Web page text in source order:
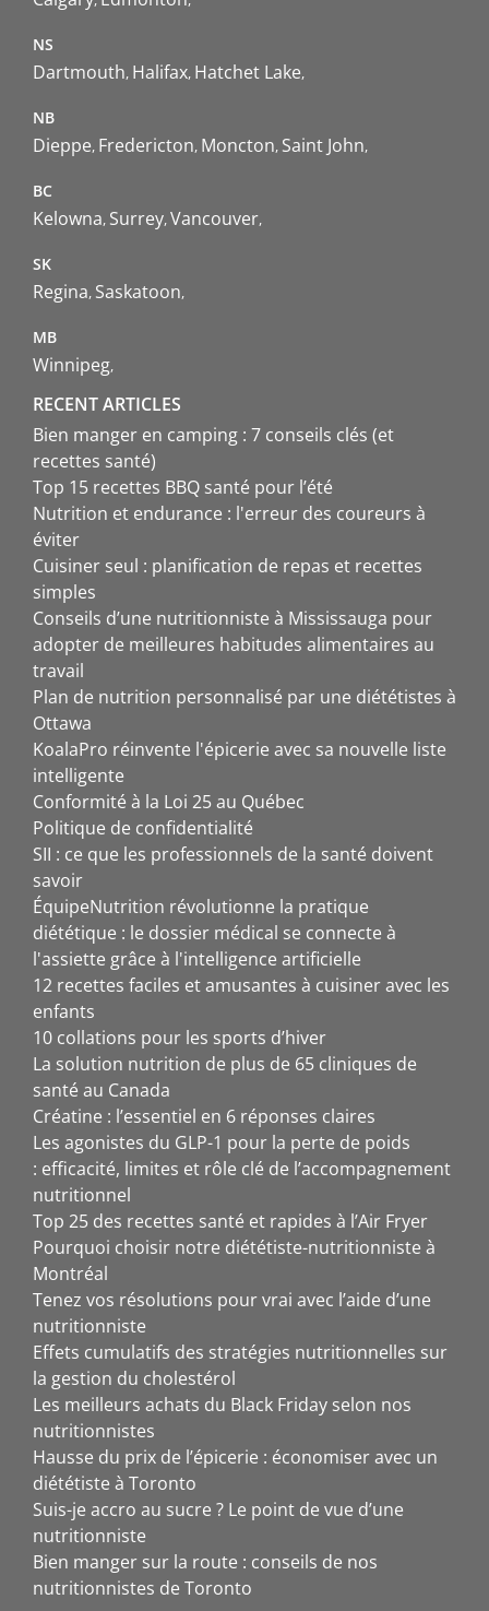
NS
Dartmouth Halifax Hatchet Lake
NB
Dieppe Fredericton Moncton Saint John
BC
Kelowna Surrey Vancouver
SK
Regina Saskatoon
MB
Winnipeg
RECENT ARTICLES
Bien manger en camping : 7 conseils clés (et
recettes santé)
Top 15 recettes BBQ santé pour l’été
Nutrition et endurance : l'erreur des coureurs à
éviter
Cuisiner seul : planification de repas et recettes
simples
Conseils d’une nutritionniste à Mississauga pour
adopter de meilleures habitudes alimentaires au
travail
Plan de nutrition personnalisé par une diététistes à
Ottawa
KoalaPro réinvente l'épicerie avec sa nouvelle liste
intelligente
Conformité à la Loi 25 au Québec
Politique de confidentialité
SII : ce que les professionnels de la santé doivent
savoir
ÉquipeNutrition révolutionne la pratique
diététique : le dossier médical se connecte à
l'assiette grâce à l'intelligence artificielle
12 recettes faciles et amusantes à cuisiner avec les
enfants
10 collations pour les sports d’hiver
La solution nutrition de plus de 65 cliniques de
santé au Canada
Créatine : l’essentiel en 6 réponses claires
Les agonistes du GLP-1 pour la perte de poids
: efficacité, limites et rôle clé de l’accompagnement
nutritionnel
Top 25 des recettes santé et rapides à l’Air Fryer
Pourquoi choisir notre diététiste-nutritionniste à
Montréal
Tenez vos résolutions pour vrai avec l’aide d’une
nutritionniste
Effets cumulatifs des stratégies nutritionnelles sur
la gestion du cholestérol
Les meilleurs achats du Black Friday selon nos
nutritionnistes
Hausse du prix de l’épicerie : économiser avec un
diététiste à Toronto
Suis-je accro au sucre ? Le point de vue d’une
nutritionniste
Bien manger sur la route : conseils de nos
nutritionnistes de Toronto